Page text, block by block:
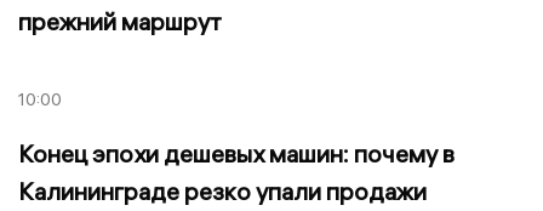
прежний маршрут
10:00
Конец эпохи дешевых машин: почему в
Калининграде резко упали продажи